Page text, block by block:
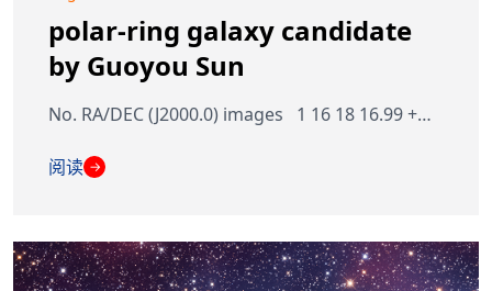
polar-ring galaxy candidate
by Guoyou Sun
No. RA/DEC (J2000.0) images 1 16 18 16.99 +…
阅读 →